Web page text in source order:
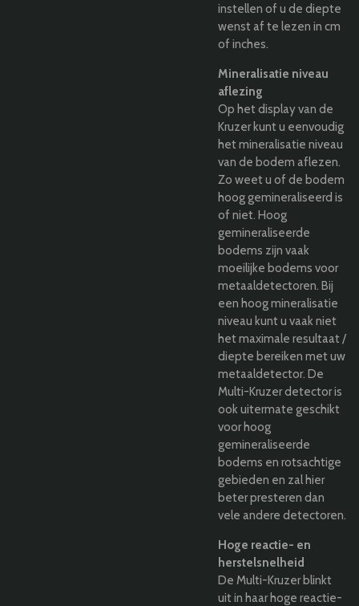
instellen of u de diepte
wenst af te lezen in cm
of inches.
Mineralisatie niveau
aflezing
Op het display van de
Kruzer kunt u eenvoudig
het mineralisatie niveau
van de bodem aflezen.
Zo weet u of de bodem
hoog gemineraliseerd is
of niet. Hoog
gemineraliseerde
bodems zijn vaak
moeilijke bodems voor
metaaldetectoren. Bij
een hoog mineralisatie
niveau kunt u vaak niet
het maximale resultaat /
diepte bereiken met uw
metaaldetector. De
Multi-Kruzer detector is
ook uitermate geschikt
voor hoog
gemineraliseerde
bodems en rotsachtige
gebieden en zal hier
beter presteren dan
vele andere detectoren.
Hoge reactie- en
herstelsnelheid
De Multi-Kruzer blinkt
uit in haar hoge reactie-